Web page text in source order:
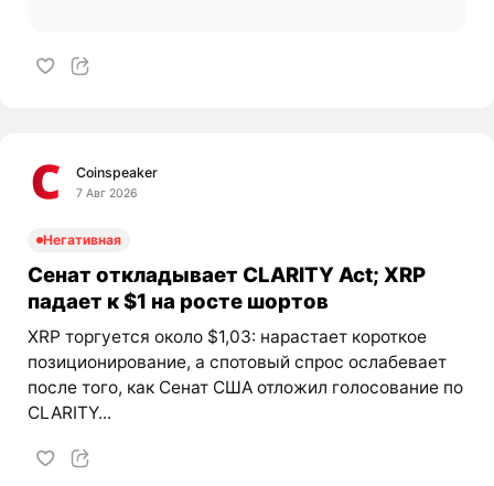
Coinspeaker
7 Авг 2026
Негативная
Сенат откладывает CLARITY Act; XRP
падает к $1 на росте шортов
XRP торгуется около $1,03: нарастает короткое
позиционирование, а спотовый спрос ослабевает
после того, как Сенат США отложил голосование по
CLARITY...